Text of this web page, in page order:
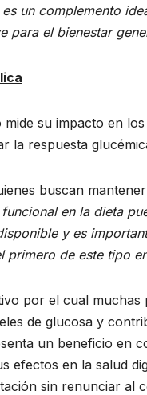
un complemento
para el bienestar
su impacto en
la respuesta
buscan
en la dieta
y es
de este tipo
por el cual
de glucosa y
un beneficio en
efectos en la salud
sin renunciar al